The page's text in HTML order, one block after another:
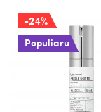
-24%
Populiaru